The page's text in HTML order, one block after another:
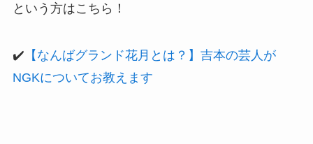
という方はこちら！
✔️ 【なんばグランド花月とは？】吉本の芸人が
NGKについてお教えます